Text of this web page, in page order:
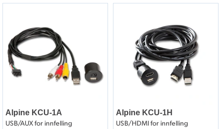
Alpine KCU-1A
USB/AUX for innfelling
Alpine KCU-1H
USB/HDMI for innfelling